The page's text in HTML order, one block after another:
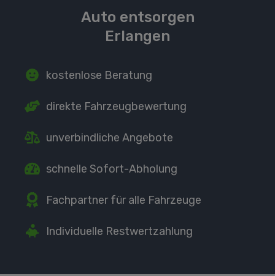
Auto entsorgen
Erlangen
kostenlose Beratung
direkte Fahrzeugbewertung
unverbindliche Angebote
schnelle Sofort-Abholung
Fachpartner für alle Fahrzeuge
Individuelle Restwertzahlung